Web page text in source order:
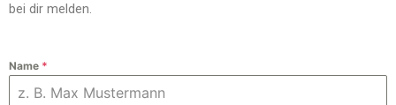
bei dir melden.
Name *